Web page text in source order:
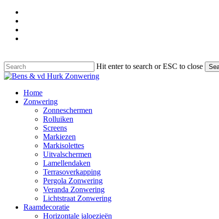
Skip
main
content
Hit enter to search or ESC to close
Close
Menu
Home
Zonwering
Zonneschermen
Rolluiken
Screens
Markiezen
Markisolettes
Uitvalschermen
Lamellendaken
Terrasoverkapping
Pergola Zonwering
Veranda Zonwering
Lichtstraat Zonwering
Raamdecoratie
Horizontale jaloezieën